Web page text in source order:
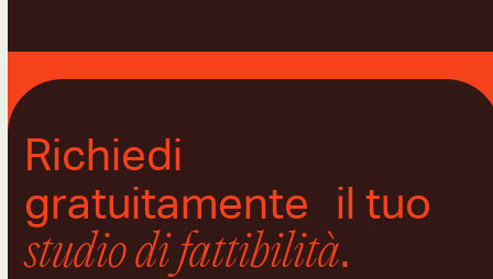
Richiedi
gratuitamente il tuo
studio di fattibilità.